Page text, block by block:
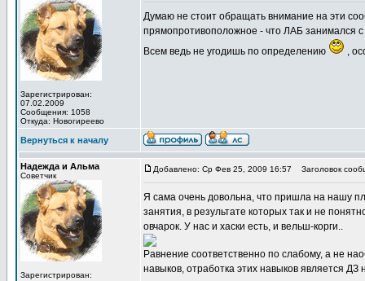
Зарегистрирован:
07.02.2009
Сообщения: 1058
Откуда: Новогиреево
Думаю не стоит обращать внимание на эти
прямопротивоположное - что ЛАБ занимался
Всем ведь не угодишь по определению
,
Вернуться к началу
Надежда и Альма
Советчик
Зарегистрирован:
Добавлено: Ср Фев 25, 2009 16:57 Заголовок
Я сама очень довольна, что пришла на нашу
занятия, в результате которых так и не
овчарок. У нас и хаски есть, и вельш-корги..
Равнение соответственно по слабому, а не
навыков, отработка этих навыков является